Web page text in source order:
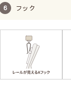
フック